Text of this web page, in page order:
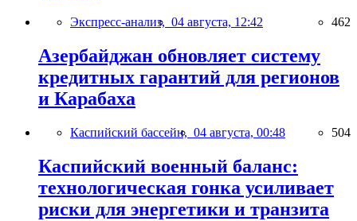
Экспресс-анализ, 04 августа, 12:42 462
Азербайджан обновляет систему
кредитных гарантий для регионов
и Карабаха
Каспийский бассейн, 04 августа, 00:48 504
Каспийский военный баланс:
технологическая гонка усиливает
риски для энергетики и транзита